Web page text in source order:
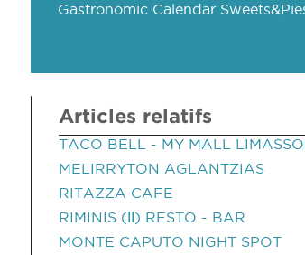
Gastronomic Calendar
Articles relatifs
TACO BELL - MY MALL
MELIRRYTON AGLANTZIAS
RITAZZA CAFE
RIMINIS (ΙΙ) RESTO - BAR
MONTE CAPUTO NIGHT SPOT